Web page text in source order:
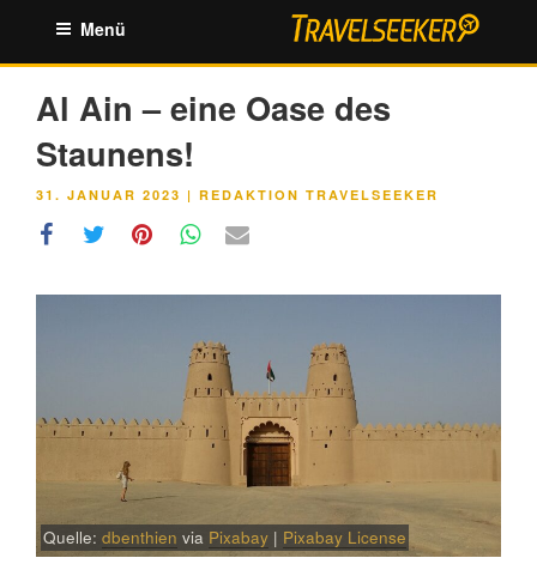
springen
Menü
Al Ain – eine Oase des
Staunens!
VERÖFFENTLICHT
31. JANUAR 2023 | REDAKTION TRAVELSEEKER
Quelle:dbenthien via Pixabay | Pixabay License